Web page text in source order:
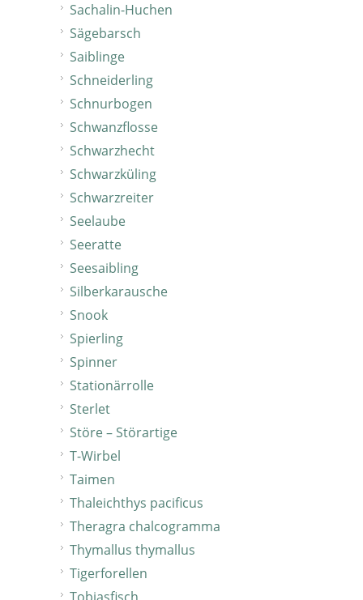
Sachalin-Huchen
Sägebarsch
Saiblinge
Schneiderling
Schnurbogen
Schwanzflosse
Schwarzhecht
Schwarzküling
Schwarzreiter
Seelaube
Seeratte
Seesaibling
Silberkarausche
Snook
Spierling
Spinner
Stationärrolle
Sterlet
Störe – Störartige
T-Wirbel
Taimen
Thaleichthys pacificus
Theragra chalcogramma
Thymallus thymallus
Tigerforellen